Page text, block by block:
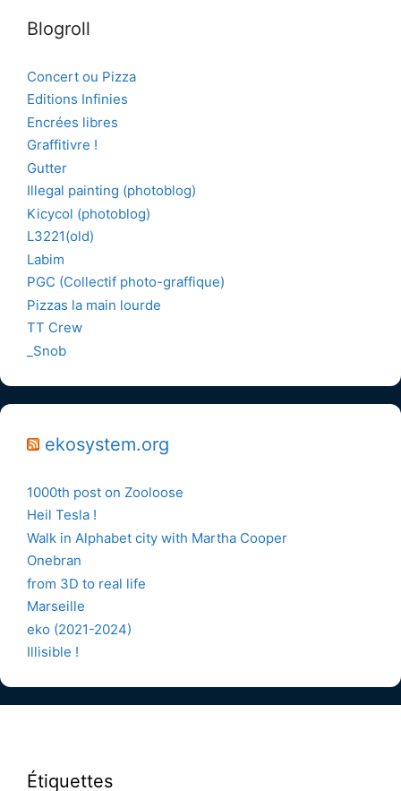
Blogroll
Concert ou Pizza
Editions Infinies
Encrées libres
Graffitivre !
Gutter
Illegal painting (photoblog)
Kicycol (photoblog)
L3221(old)
Labim
PGC (Collectif photo-graffique)
Pizzas la main lourde
TT Crew
_Snob
ekosystem.org
1000th post on Zooloose
Heil Tesla !
Walk in Alphabet city with Martha Cooper
Onebran
from 3D to real life
Marseille
eko (2021-2024)
Illisible !
Étiquettes